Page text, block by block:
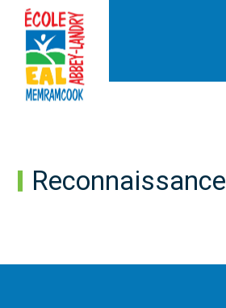
Reconnaissance